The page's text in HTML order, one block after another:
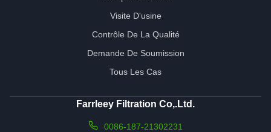
Visite D'usine
Contrôle De La Qualité
Demande De Soumission
Tous Les Cas
Farrleey Filtration Co,.Ltd.
0086-187-21302231